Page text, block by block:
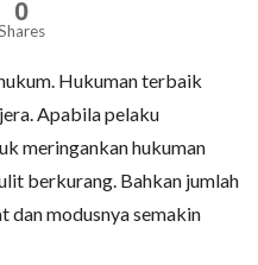
0
Hukuman terbaik
Apabila pelaku
meringankan hukuman
berkurang. Bahkan jumlah
dan modusnya semakin